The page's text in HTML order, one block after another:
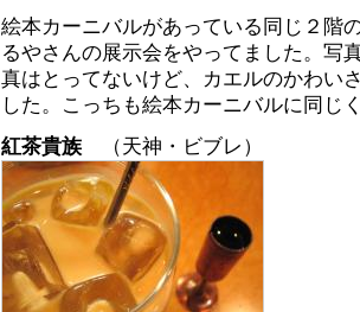
絵本カーニバルがあっている同じ２階
るやさんの展示会をやってました。写
真はとってないけど、カエルのかわい
した。こっちも絵本カーニバルに同じ
紅茶貴族 （天神・ビブレ）